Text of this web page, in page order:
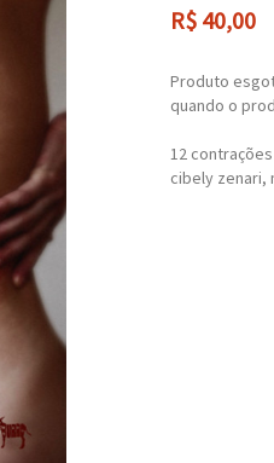
R$ 40,00
Produto
quando o
12
cibely zenari,